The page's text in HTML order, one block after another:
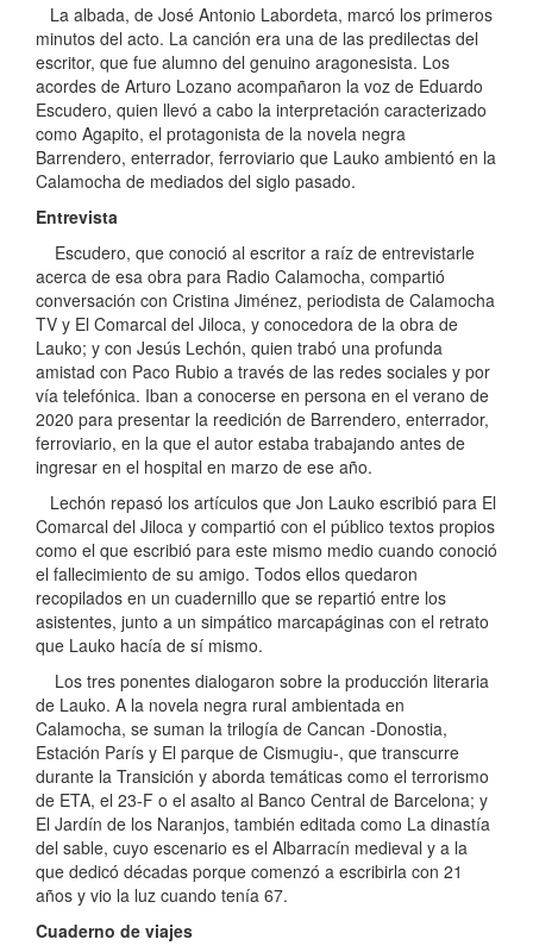
La albada, de José Antonio Labordeta, marcó los primeros
minutos del acto. La canción era una de las predilectas del
escritor, que fue alumno del genuino aragonesista. Los
acordes de Arturo Lozano acompañaron la voz de Eduardo
Escudero, quien llevó a cabo la interpretación caracterizado
como Agapito, el protagonista de la novela negra
Barrendero, enterrador, ferroviario que Lauko ambientó en la
Calamocha de mediados del siglo pasado.
Entrevista
Escudero, que conoció al escritor a raíz de entrevistarle
acerca de esa obra para Radio Calamocha, compartió
conversación con Cristina Jiménez, periodista de Calamocha
TV y El Comarcal del Jiloca, y conocedora de la obra de
Lauko; y con Jesús Lechón, quien trabó una profunda
amistad con Paco Rubio a través de las redes sociales y por
vía telefónica. Iban a conocerse en persona en el verano de
2020 para presentar la reedición de Barrendero, enterrador,
ferroviario, en la que el autor estaba trabajando antes de
ingresar en el hospital en marzo de ese año.
Lechón repasó los artículos que Jon Lauko escribió para El
Comarcal del Jiloca y compartió con el público textos propios
como el que escribió para este mismo medio cuando conoció
el fallecimiento de su amigo. Todos ellos quedaron
recopilados en un cuadernillo que se repartió entre los
asistentes, junto a un simpático marcapáginas con el retrato
que Lauko hacía de sí mismo.
Los tres ponentes dialogaron sobre la producción literaria
de Lauko. A la novela negra rural ambientada en
Calamocha, se suman la trilogía de Cancan -Donostia,
Estación París y El parque de Cismugiu-, que transcurre
durante la Transición y aborda temáticas como el terrorismo
de ETA, el 23-F o el asalto al Banco Central de Barcelona; y
El Jardín de los Naranjos, también editada como La dinastía
del sable, cuyo escenario es el Albarracín medieval y a la
que dedicó décadas porque comenzó a escribirla con 21
años y vio la luz cuando tenía 67.
Cuaderno de viajes